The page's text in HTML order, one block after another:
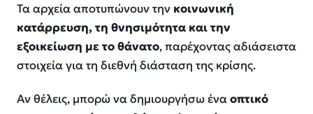
Τα αρχεία αποτυπώνουν την κοινωνική
κατάρρευση, τη θνησιμότητα και την
εξοικείωση με το θάνατο, παρέχοντας αδιάσειστα
στοιχεία για τη διεθνή διάσταση της κρίσης.
Αν θέλεις, μπορώ να δημιουργήσω έναοπτικό